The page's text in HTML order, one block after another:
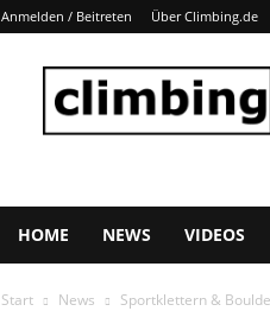
Anmelden / Beitreten Über Climbing.de
Climbing.de
HOME NEWS VIDEOS
Start News Sportklettern &